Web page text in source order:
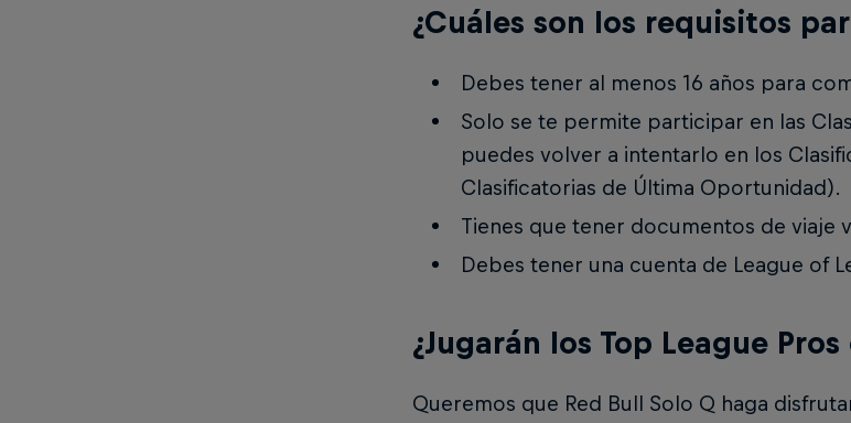
¿Cuáles son los requisitos
Debes tener al menos 16 años para
Solo se te permite participar en las
puedes volver a intentarlo en los
Clasificatorias de Última Oportunidad).
Tienes que tener documentos de viaje
Debes tener una cuenta de League of
¿Jugarán los Top League
Queremos que Red Bull Solo Q haga